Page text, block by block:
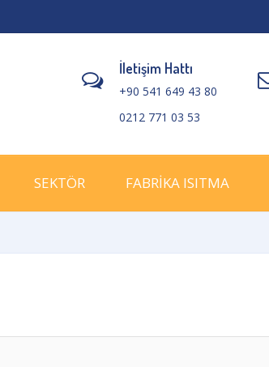
İletişim Hattı
+90 541 649 43 80
0212 771 03 53
SEKTÖR FABRİKA ISITMA